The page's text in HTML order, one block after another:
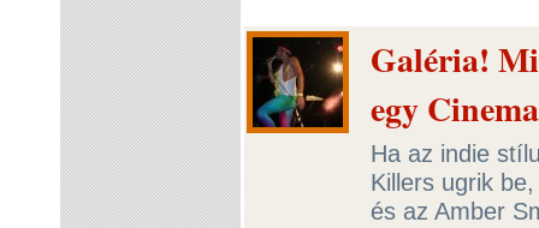
Galéria!
egy
Ha az indie
Killers ugrik
és az Amber